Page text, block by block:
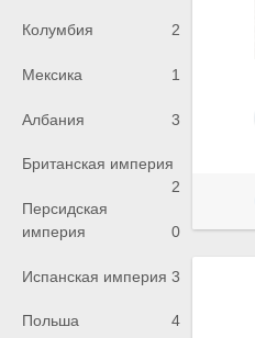
Колумбия 2
Мексика 1
Албания 3
Британская империя
2
Персидская
империя
0
Испанская империя 3
Польша 4